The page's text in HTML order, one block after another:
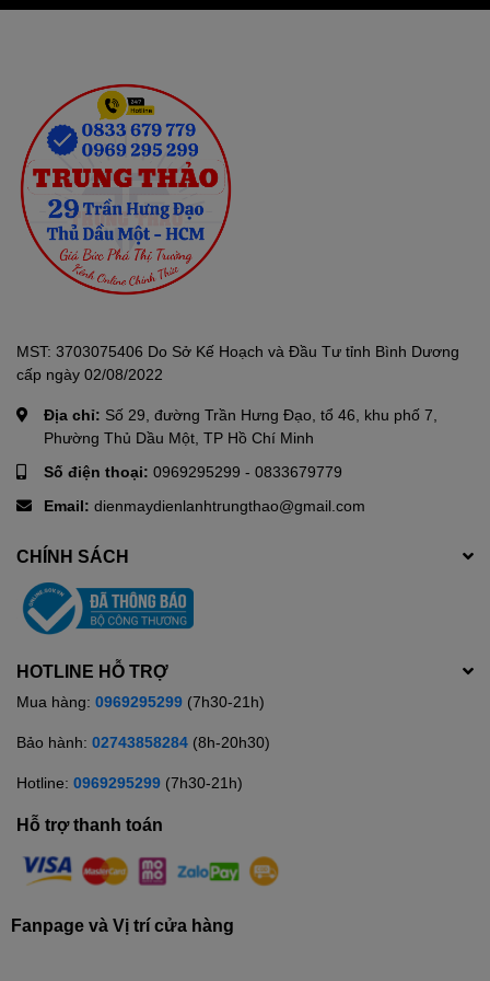
MST: 3703075406 Do Sở Kế Hoạch và Đầu Tư tỉnh Bình Dương
cấp ngày 02/08/2022
Địa chỉ: Số 29, đường Trần Hưng Đạo, tổ 46, khu phố 7,
Phường Thủ Dầu Một, TP Hồ Chí Minh
Số điện thoại: 0969295299 - 0833679779
Email: dienmaydienlanhtrungthao@gmail.com
CHÍNH SÁCH
HOTLINE HỖ TRỢ
Mua hàng: 0969295299 (7h30-21h)
Bảo hành: 02743858284 (8h-20h30)
Hotline: 0969295299 (7h30-21h)
Hỗ trợ thanh toán
Fanpage và Vị trí cửa hàng